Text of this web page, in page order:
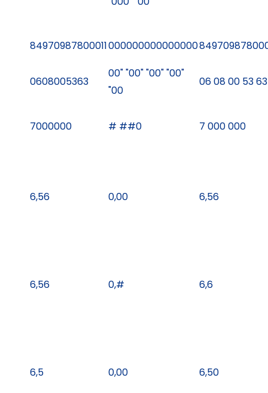
84970987800011000000000000000
0608005363
00" "00" "00" "00"
"00
06 08 00 53 63
7000000 # ##0 7 000 000
6,56 0,00 6,56
6,56 0,# 6,6
6,5 0,00 6,50